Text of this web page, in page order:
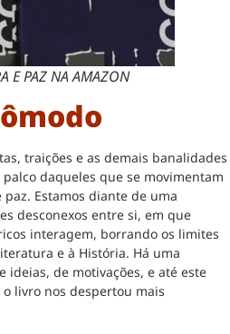
E PAZ NA AMAZON
traições e as demais banalidades
daqueles que se movimentam
Estamos diante de uma
desconexos entre si, em que
interagem, borrando os limites
e à História. Há uma
ideias, de motivações, e até este
livro nos despertou mais